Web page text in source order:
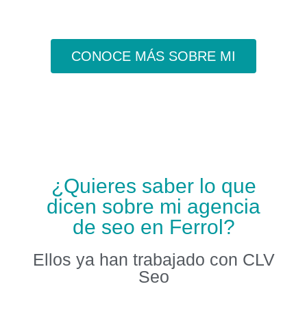
CONOCE MÁS SOBRE MI
¿Quieres saber lo que
dicen sobre mi agencia
de seo en Ferrol?
Ellos ya han trabajado con CLV
Seo